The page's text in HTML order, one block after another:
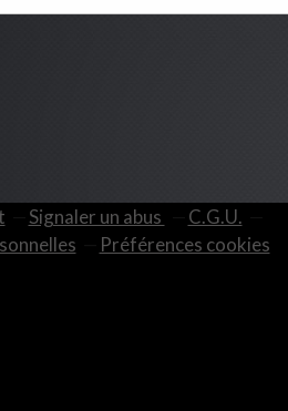
Signaler un abus
C.G.U.
Préférences cookies